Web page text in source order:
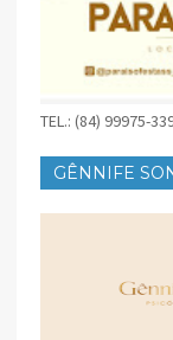
TEL.: (84) 99975-
GÊNNIFE